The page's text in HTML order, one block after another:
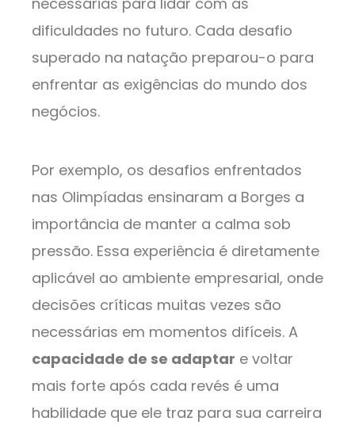
dificuldades no futuro. Cada desafio
superado na natação preparou-o para
enfrentar as exigências do mundo dos
negócios.
Por exemplo, os desafios enfrentados
nas Olimpíadas ensinaram a Borges a
importância de manter a calma sob
pressão. Essa experiência é diretamente
aplicável ao ambiente empresarial, onde
decisões críticas muitas vezes são
necessárias em momentos difíceis. A
capacidade de se adaptar e voltar
mais forte após cada revés é uma
habilidade que ele traz para sua carreira